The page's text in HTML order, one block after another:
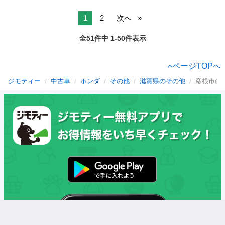
1 2 次へ
全51件中 1-50件表示
ページTOPへ
ジモティー 中古車 ホンダ その他 滋賀県のその他 彦根市の